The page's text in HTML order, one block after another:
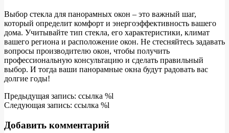
Выбор стекла для панорамных окон – это важный шаг,
который определит комфорт и энергоэффективность вашего
дома. Учитывайте тип стекла, его характеристики, климат
вашего региона и расположение окон. Не стесняйтесь задавать
вопросы производителю окон, чтобы получить
профессиональную консультацию и сделать правильный
выбор. И тогда ваши панорамные окна будут радовать вас
долгие годы!
2025-
04-
Предыдущая запись: ссылка %l
Следующая запись: ссылка %l
Добавить комментарий